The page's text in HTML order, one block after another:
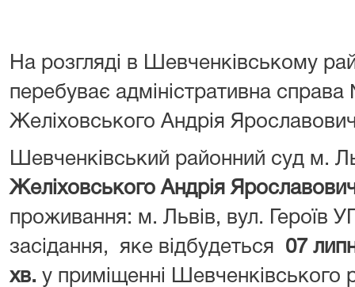
На розгляді в Шевченківському
перебуває адміністративна
Желіховського Андрія
Шевченківський районний суд м.
Желіховського Андрія
проживання: м. Львів, вул. Героїв
засідання, яке відбудеться 07
хв. у приміщенні Шевченківського